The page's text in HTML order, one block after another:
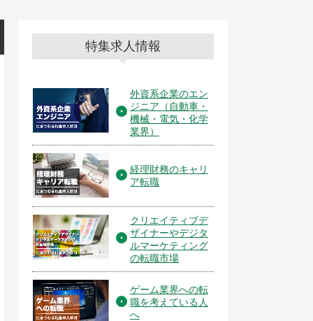
特集求人情報
外資系企業のエン
ジニア（自動車・
機械・電気・化学
業界）
経理財務のキャリ
ア転職
クリエイティブデ
ザイナーやデジタ
ルマーケティング
の転職市場
ゲーム業界への転
職を考えている人
へ